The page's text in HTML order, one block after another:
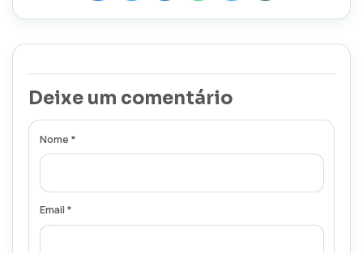
Deixe um comentário
Nome *
Email *